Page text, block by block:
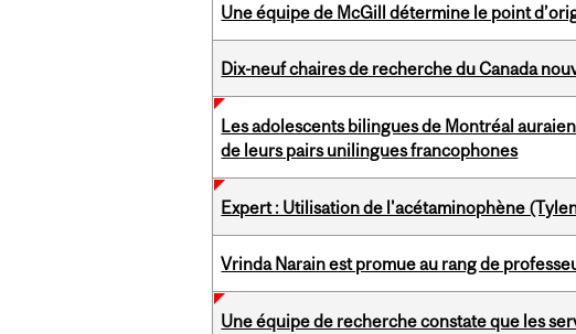
Une équipe de McGill détermine le point
Dix-neuf chaires de recherche du Canada
Les adolescents bilingues de Montréal
de leurs pairs unilingues francophones
Expert : Utilisation de l'acétaminophène
Vrinda Narain est promue au rang de
Une équipe de recherche constate que les